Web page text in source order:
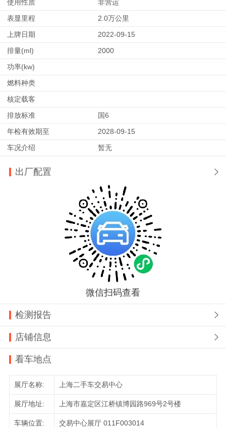
使用性质
非营运
表显里程
2.0万公里
上牌日期
2022-09-15
排量(ml)
2000
功率(kw)
燃料种类
核定载客
排放标准
国6
年检有效期至
2028-09-15
车况介绍
暂无
出厂配置 
微信扫码查看
检测报告 
店铺信息 
看车地点
展厅名称: 上海二手车交易中心
展厅地址: 上海市嘉定区江桥镇博园路969号2号楼
车辆位置: 交易中心展厅 011F003014